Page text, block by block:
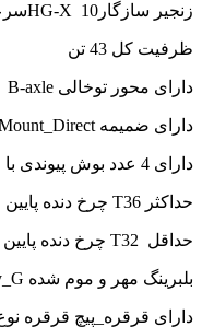
زنجیر سازگارHG-X 10سرعته
ظرفیت کل 43 تن
دارای محور توخالی B-axle
دارای ضمیمه Mount_Direct (معمولی)
دارای 4 عدد بوش پیوندی با روکش فلوریک
حداکثر T36 چرخ دنده پایین
حداقل T32 چرخ دنده پایین
بلبرینگ مهر و موم شده Pulley_G
دارای قرقره_پیچ قرقره